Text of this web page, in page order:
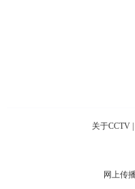
关于CCTV
网上传